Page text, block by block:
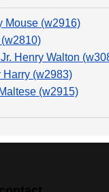
Mouse (w2916)
Henry Walton
Harry (w2983)
(w2915)